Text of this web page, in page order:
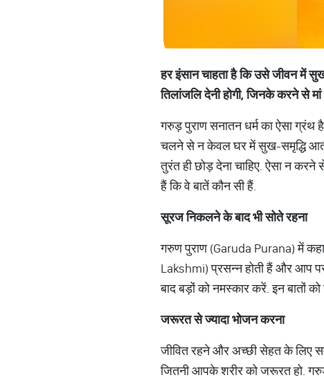
हरइंसानचाहताहैकिउसेजीवनमें
तिलांजलिदेनीहोगी,जिनकेकरनेसेमां
गरुड़ पुराण सनातन धर्म का ऐसा
चलने से न केवल घर में सुख-समृद्धि आती
तुरंत ही छोड़ देना चाहिए. ऐसा न
हैं कि वे बातें कौन सी हैं.
सूरजनिकलनेकेबादभीसोतेरहना
गरुण पुराण (Garuda Purana) में
Lakshmi) प्रसन्न होती हैं और आप
बाद बड़ों को नमस्कार करें. इन बातों
जरूरतसेज्यादाभोजनकरना
जीवित रहने और अच्छी सेहत के लिए
जितनी आपके शरीर को जरूरत हो.